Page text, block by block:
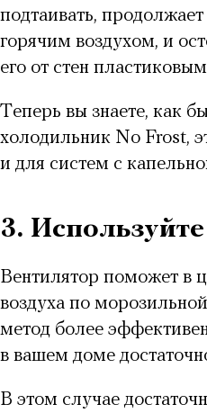
подтаивать,
горячим воздухом, и
его от стен
Теперь вы знаете, как
холодильник No Frost,
и для систем с
3.
Вентилятор поможет в
воздуха по
метод более
в вашем доме
В этом случае